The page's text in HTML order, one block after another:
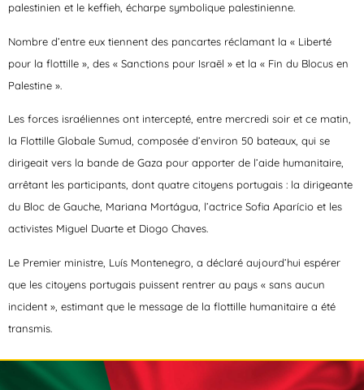
palestinien et le keffieh, écharpe symbolique palestinienne.
Nombre d’entre eux tiennent des pancartes réclamant la « Liberté
pour la flottille », des « Sanctions pour Israël » et la « Fin du Blocus en
Palestine ».
Les forces israéliennes ont intercepté, entre mercredi soir et ce matin,
la Flottille Globale Sumud, composée d’environ 50 bateaux, qui se
dirigeait vers la bande de Gaza pour apporter de l’aide humanitaire,
arrêtant les participants, dont quatre citoyens portugais : la dirigeante
du Bloc de Gauche, Mariana Mortágua, l’actrice Sofia Aparício et les
activistes Miguel Duarte et Diogo Chaves.
Le Premier ministre, Luís Montenegro, a déclaré aujourd’hui espérer
que les citoyens portugais puissent rentrer au pays « sans aucun
incident », estimant que le message de la flottille humanitaire a été
transmis.